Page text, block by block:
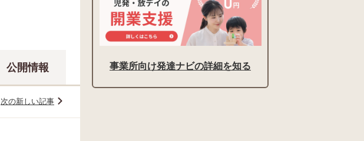
公開情報
次の新しい記事
事業所向け発達ナビの詳細を知る